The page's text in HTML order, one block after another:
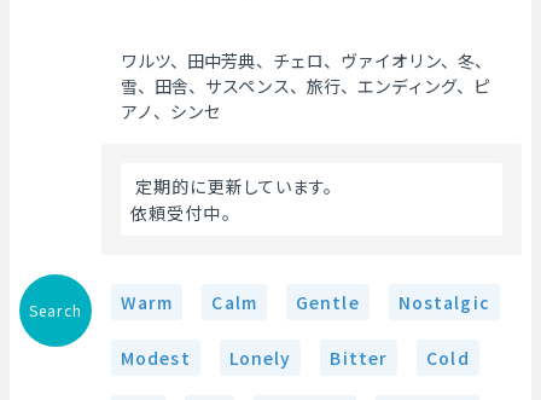
ワルツ、田中芳典、チェロ、ヴァイオリン、冬、
雪、田舎、サスペンス、旅行、エンディング、ピ
アノ、シンセ
定期的に更新しています。
依頼受付中。
Search Warm Calm Gentle Nostalgic
Modest Lonely Bitter Cold